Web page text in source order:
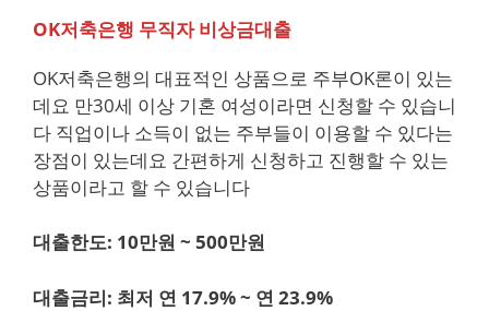
OK저축은행 무직자 비상금대출
OK저축은행의 대표적인 상품으로 주부OK론이 있는
데요 만30세 이상 기혼 여성이라면 신청할 수 있습니
다 직업이나 소득이 없는 주부들이 이용할 수 있다는
장점이 있는데요 간편하게 신청하고 진행할 수 있는
상품이라고 할 수 있습니다
대출한도: 10만원 ~ 500만원
대출금리: 최저 연 17.9% ~ 연 23.9%